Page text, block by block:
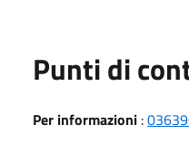
Punti di
Per informazioni :